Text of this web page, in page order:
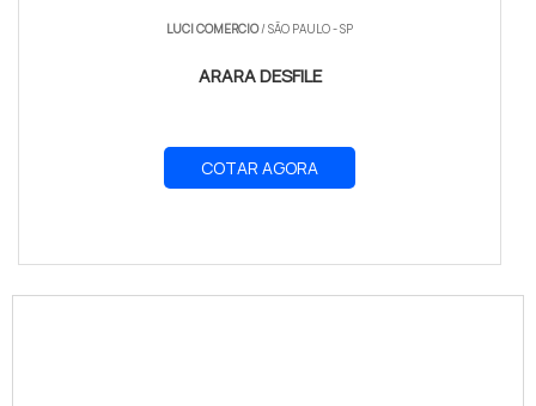
LUCI COMERCIO/ SÃO PAULO - SP
ARARA DESFILE
COTAR AGORA